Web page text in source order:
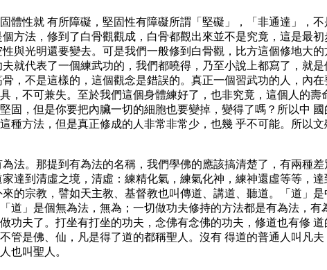
體性就 有所障礙，堅固性有障礙所謂「堅礙」，「非通達」，
方法，修到了白骨觀觀成，白骨都觀出來並不是究竟，這是最
與光明還要變去。可是我們一般修到白骨觀，比方這個修地大
就代表了一個練武功的，我們都曉得，乃至小說上都寫了，就
，不是這樣的，這個觀念是錯誤的。真正一個習武功的人，內
，不可兼失。至於我們這個身體練好了，也非究竟，這個人的
，但是你要把內臟一切的細胞也要變掉，變得了嗎？所以中
方法，但是真正修成的人非常非常少，也幾 乎不可能。所以
法。那提到有為法的名稱，我們學佛的應該搞清楚了，有兩種
達到清虛之境，清虛：練精化氣，練氣化神，練神還虛等等，
的宗教，譬如天主教、基督教也叫傳道、講道、聽道。「道」
」是個無為法，無為；一切做功夫修持的方法都是有為法，
夫了。打坐有打坐的功夫，念佛有念佛的功夫，修道也有修
是佛、仙，凡是得了道的都稱聖人。沒有 得道的普通人叫凡
也叫聖人。